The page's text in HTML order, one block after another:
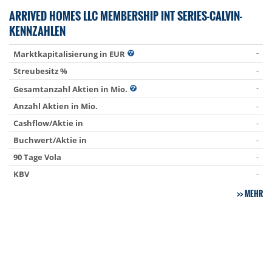
ARRIVED HOMES LLC MEMBERSHIP INT SERIES-CALVIN-
KENNZAHLEN
Marktkapitalisierung in EUR
-
Streubesitz %
-
Gesamtanzahl Aktien in Mio.
-
Anzahl Aktien in Mio.
-
Cashflow/Aktie in
-
Buchwert/Aktie in
-
90 Tage Vola
-
KBV
-
MEHR